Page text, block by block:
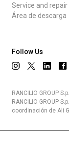
Service and repair
Área de descarga
Follow Us
RANCILIO GROUP
RANCILIO GROUP
coordinación de Ali